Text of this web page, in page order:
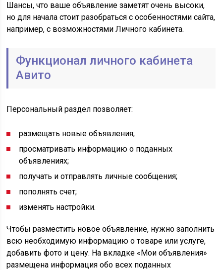
Шансы, что ваше объявление заметят очень высоки,
но для начала стоит разобраться с особенностями сайта,
например, с возможностями Личного кабинета.
Функционал личного кабинета
Авито
Персональный раздел позволяет:
размещать новые объявления;
просматривать информацию о поданных
объявлениях;
получать и отправлять личные сообщения;
пополнять счет;
изменять настройки.
Чтобы разместить новое объявление, нужно заполнить
всю необходимую информацию о товаре или услуге,
добавить фото и цену. На вкладке «Мои объявления»
размещена информация обо всех поданных